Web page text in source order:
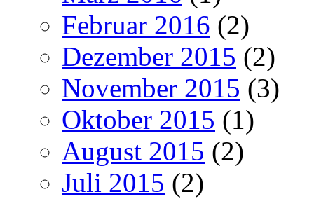
Februar 2016 (2)
Dezember 2015 (2)
November 2015 (3)
Oktober 2015 (1)
August 2015 (2)
Juli 2015 (2)